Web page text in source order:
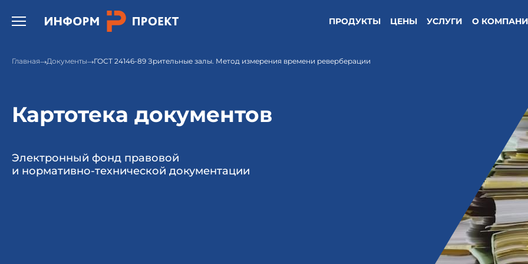
Открыть бургер меню. ПРОДУКТЫ ЦЕНЫ УСЛУГИ О
Главная Документы ГОСТ 24146-89 Зрительные залы. Метод измерения времени реверберации
Картотека документов
Электронный фонд правовой
и нормативно-технической документации